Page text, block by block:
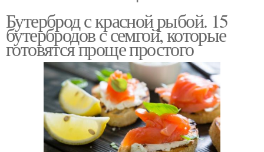
Бутерброд с красной рыбой. 15
бутербродов с семгой, которые
готовятся проще простого